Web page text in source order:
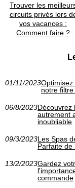
Trouver les
circuits privés lors
vos vacances :
Comment faire ?
01/11/2023
notre
06/8/2023Découvrez
autrement
inoubliable
09/3/2023Les Spas
Parfaite de
13/2/2023Gardez
commande